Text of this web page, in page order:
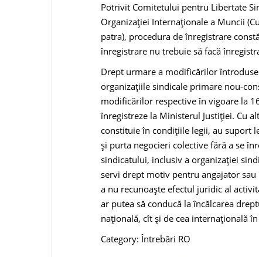
Potrivit Comitetului pentru Libertate
Organizației Internaționale a Muncii
patra), procedura de înregistrare
înregistrare nu trebuie să facă
Drept urmare a modificărilor
organizațiile sindicale primare nou-
modificărilor respective în vigoare la
înregistreze la Ministerul Justiției. Cu
constituie în condițiile legii, au suport
și purta negocieri colective fără a se
sindicatului, inclusiv a organizației
servi drept motiv pentru angajator
a nu recunoaște efectul juridic al
ar putea să conducă la încălcarea
națională, cît și de cea internațională
Category: Întrebări RO